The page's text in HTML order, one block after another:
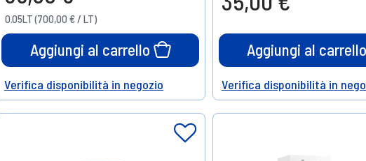
0.05LT (700,00 € / LT)
Aggiungi al carrello
Help
Verifica disponibilità in negozio
Aggiungi al
Help
Verifica disponibilità in